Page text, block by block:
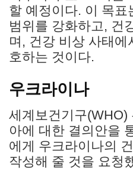
할 예정이다. 이 목
범위를 강화하고, 건
며, 건강 비상 사태에
호하는 것이다.
우크라이나
세계보건기구(WHO)
아에 대한 결의안을
에게 우크라이나의
작성해 줄 것을 요청